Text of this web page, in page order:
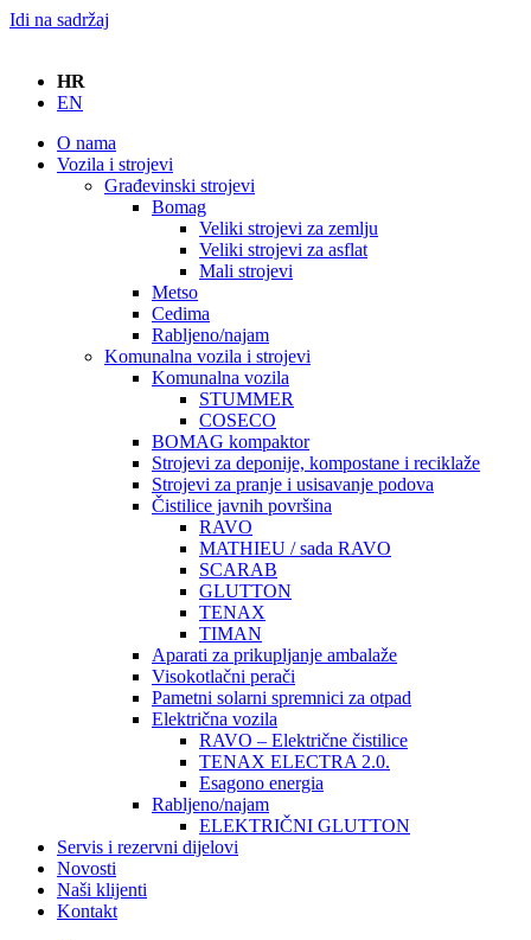
Idi na sadržaj
HR
EN
O nama
Vozila i strojevi
Građevinski strojevi
Bomag
Veliki strojevi za zemlju
Veliki strojevi za asflat
Mali strojevi
Metso
Cedima
Rabljeno/najam
Komunalna vozila i strojevi
Komunalna vozila
STUMMER
COSECO
BOMAG kompaktor
Strojevi za deponije, kompostane i reciklaže
Strojevi za pranje i usisavanje podova
Čistilice javnih površina
RAVO
MATHIEU / sada RAVO
SCARAB
GLUTTON
TENAX
TIMAN
Aparati za prikupljanje ambalaže
Visokotlačni perači
Pametni solarni spremnici za otpad
Električna vozila
RAVO – Električne čistilice
TENAX ELECTRA 2.0.
Esagono energia
Rabljeno/najam
ELEKTRIČNI GLUTTON
Servis i rezervni dijelovi
Novosti
Naši klijenti
Kontakt